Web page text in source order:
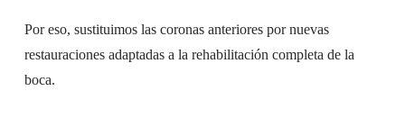
Por eso, sustituimos las coronas anteriores por nuevas
restauraciones adaptadas a la rehabilitación completa de la
boca.